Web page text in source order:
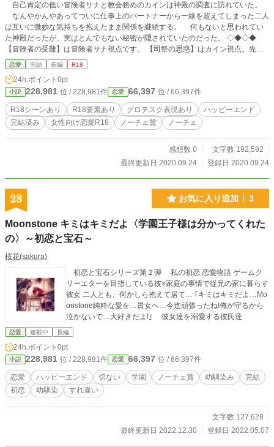
自己肯定の低い冒険者サナと教会務めのカインは神殿の調査に訪れていた。
なんやかんやあってついに仕事上のパートナーから一線を超えてしまった二人
は互いに微妙な気持ちを抱えたまま関係を継続する。 何もないと思われてい
た神殿だったが、実はとんでもない秘密が隠されていたのだった。 ◇◆◇◆
【冒険者の受難】は冒険者サナ視点です。 【司祭の思惑】はカイン視点。先に
【冒険者の受難】を読んでいただくとお楽しみいただけます。 ※は露骨な性描
写があります。 それ以外にもグロ描写、暴力描写が予告なくあるので、苦手な
恋愛 完結 長編 R18
24h.ポイント 0pt
小説 228,981 位 / 228,981件 恋愛 66,397 位 / 66,397件
R18シーンあり R18要素あり グロテスク表現あり
ハッピーエンド
完結済み
女性向け恋愛R18 ノーチェ賞 ノーチェ
感想数 0
文字数 192,592
最終更新日 2020.09.24
登録日 2020.09.24
28 お気に入り追加 3
Moonstone キミはキミだよ〈学園王子様は分かってくれた
の〉～初恋と宝石～
桜花(sakura)
初恋と宝石シリーズ第２弾 私の初恋 恋愛物語 ゲームク
リーエターを目指している彼×家庭の事情で従兄の家に暮らす
彼女 二人とも、何かしら抱えて居て… ｢キミはキミだよ…Mo
onstone純粋な愛を…貴女へ…今迄頑張ったね!俺が守るから
泣かないで…大好きだよ!｣ 彼女達を溺愛する彼氏達
恋愛 連載中 長編
24h.ポイント 0pt
小説 228,981 位 / 228,981件 恋愛 66,397 位 / 66,397件
恋愛 ハッピーエンド 切ない 学園 ノーチェ賞 幼馴染み
完結
初恋
幼馴染 すれ違い
文字数 127,628
最終更新日 2022.12.30
登録日 2022.05.07